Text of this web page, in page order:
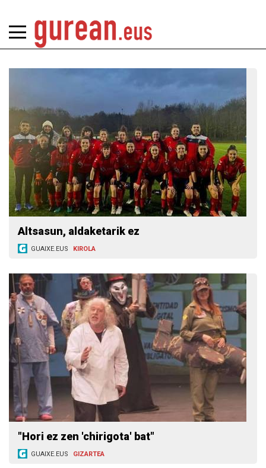
Altsasun, aldaketarik ez
GUAIXE.EUS KIROLA
"Hori ez zen 'chirigota' bat"
GUAIXE.EUS GIZARTEA